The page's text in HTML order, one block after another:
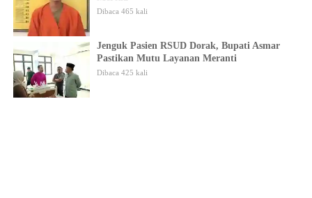
Dibaca 465 kali
Jenguk Pasien RSUD Dorak, Bupati Asmar
Pastikan Mutu Layanan Meranti
Dibaca 425 kali